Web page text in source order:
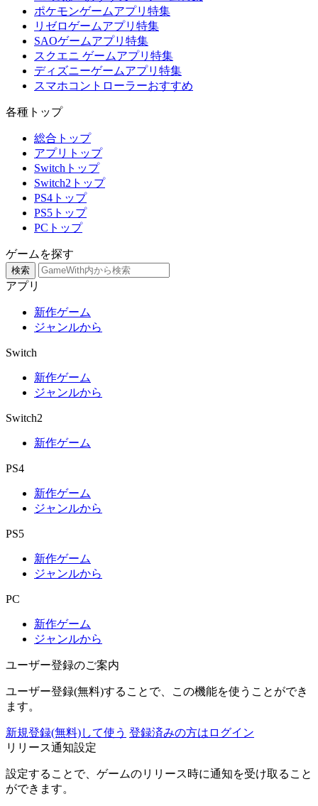
ポケモンゲームアプリ特集
リゼロゲームアプリ特集
SAOゲームアプリ特集
スクエニ ゲームアプリ特集
ディズニーゲームアプリ特集
スマホコントローラーおすすめ
各種トップ
総合トップ
アプリトップ
Switchトップ
Switch2トップ
PS4トップ
PS5トップ
PCトップ
ゲームを探す
検索
アプリ
新作ゲーム
ジャンルから
Switch
新作ゲーム
ジャンルから
Switch2
新作ゲーム
PS4
新作ゲーム
ジャンルから
PS5
新作ゲーム
ジャンルから
PC
新作ゲーム
ジャンルから
ユーザー登録のご案内
ユーザー登録(無料)することで、この機能を使うことができ
ます。
新規登録(無料)して使う 登録済みの方はログイン
リリース通知設定
設定することで、ゲームのリリース時に通知を受け取ること
ができます。